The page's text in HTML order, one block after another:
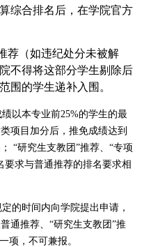
综合排名后，在学院官方
荐（如违纪处分未被解
不得将这部分学生剔除后
围的学生递补入围。
以本专业前25%的学生的最
项目加分后，推免成绩达到
“研究生支教团”推荐、“专项
要求与普通推荐的排名要求相
的时间内向学院提出申请，
通推荐、“研究生支教团”推
项，不可兼报。